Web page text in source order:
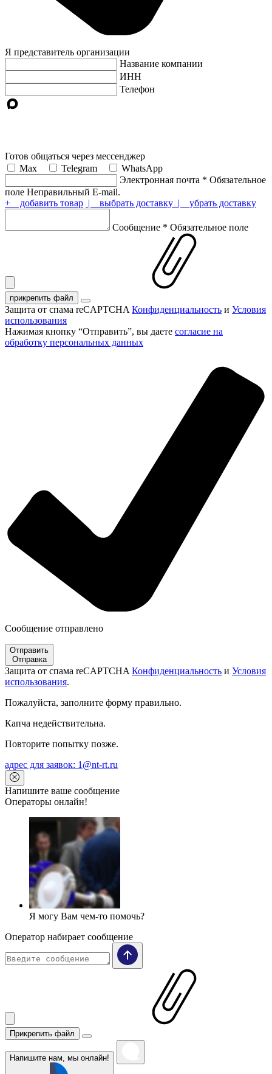
Я представитель организации
Название компании
ИНН
Телефон
Готов общаться через мессенджер
Max
Telegram
WhatsApp
Электронная почта * Обязательное
поле Неправильный E-mail.
+ добавить товар | выбрать доставку | убрать доставку
Сообщение * Обязательное поле
прикрепить файл
Защита от спама reCAPTCHA Конфиденциальность и Условия
использования
Нажимая кнопку “Отправить”, вы даете согласие на
обработку персональных данных
Сообщение отправлено
Отправить
Отправка
Защита от спама reCAPTCHA Конфиденциальность и Условия
использования.
Пожалуйста, заполните форму правильно.
Капча недействительна.
Повторите попытку позже.
адрес для заявок: 1@nt-rt.ru
Напишите ваше сообщение
Операторы онлайн!
Я могу Вам чем-то помочь?
Оператор набирает сообщение
Прикрепить файл
Напишите нам, мы онлайн!